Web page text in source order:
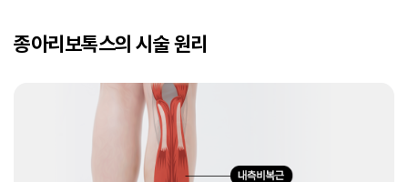
종아리보톡스의 시술 원리